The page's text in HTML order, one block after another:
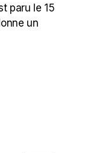
paru le 15
un